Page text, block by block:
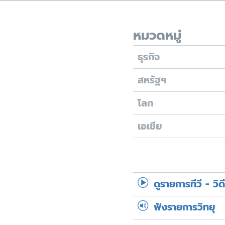
หมวดหมู่
ธุรกิจ
สหรัฐฯ
โลก
เอเชีย
ดูรายการทีวี - วิ
ฟังรายการวิทยุ